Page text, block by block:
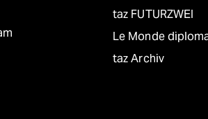
taz FUTURZWEI
Le Monde
taz Archiv